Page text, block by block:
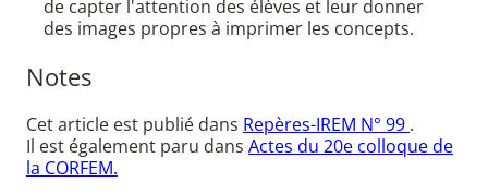
de capter l'attention des élèves et leur donner
des images propres à imprimer les concepts.
Notes
Cet article est publié dans Repères-IREM N° 99 .
Il est également paru dans Actes du 20e colloque de
la CORFEM.